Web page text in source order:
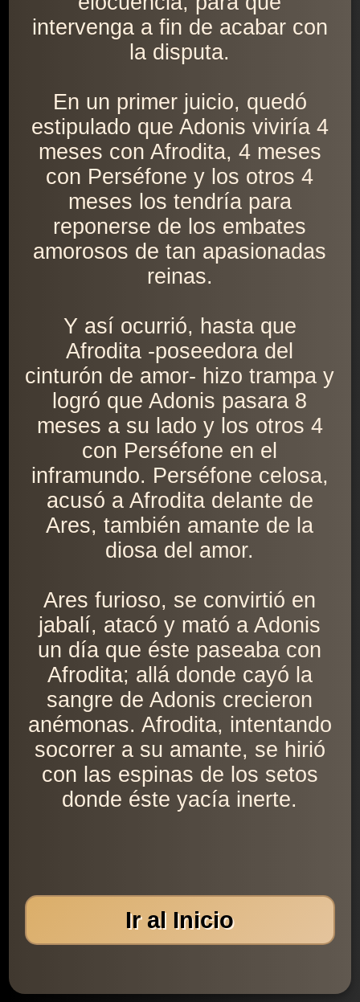
intervenga a fin de acabar con
la disputa.
En un primer juicio, quedó
estipulado que Adonis viviría 4
meses con Afrodita, 4 meses
con Perséfone y los otros 4
meses los tendría para
reponerse de los embates
amorosos de tan apasionadas
reinas.
Y así ocurrió, hasta que
Afrodita -poseedora del
cinturón de amor- hizo trampa y
logró que Adonis pasara 8
meses a su lado y los otros 4
con Perséfone en el
inframundo. Perséfone celosa,
acusó a Afrodita delante de
Ares, también amante de la
diosa del amor.
Ares furioso, se convirtió en
jabalí, atacó y mató a Adonis
un día que éste paseaba con
Afrodita; allá donde cayó la
sangre de Adonis crecieron
anémonas. Afrodita, intentando
socorrer a su amante, se hirió
con las espinas de los setos
donde éste yacía inerte.
Ir al Inicio